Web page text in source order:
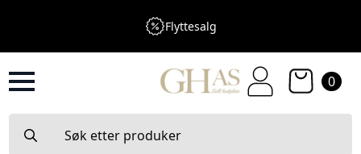
Flyttesalg
0
for: